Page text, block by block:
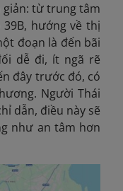
giản: từ trung tâm
hướng về thị
đoạn là đến bãi
dễ đi, ít ngã rẽ
đây trước đó, có
Người Thái
dẫn, điều này sẽ
như an tâm hơn